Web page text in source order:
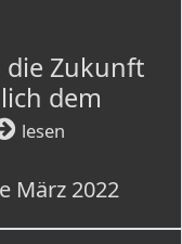
die Zukunft
dem
lesen
März 2022